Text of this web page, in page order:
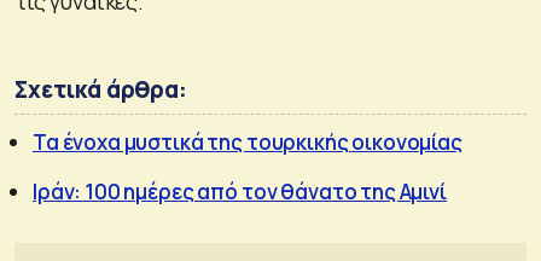
Σχετικά άρθρα:
Τα ένοχα μυστικά της τουρκικής οικονομίας
Ιράν: 100 ημέρες από τον θάνατο της Αμινί